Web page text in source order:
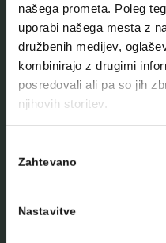
našega prometa. Poleg
uporabi našega mesta z
družbenih medijev,
kombinirajo z drugimi
posredovali ali pa so jih
njihovih storitev.
soglasja
Zahtevano
Nastavitve
Aktualno
Kontakt